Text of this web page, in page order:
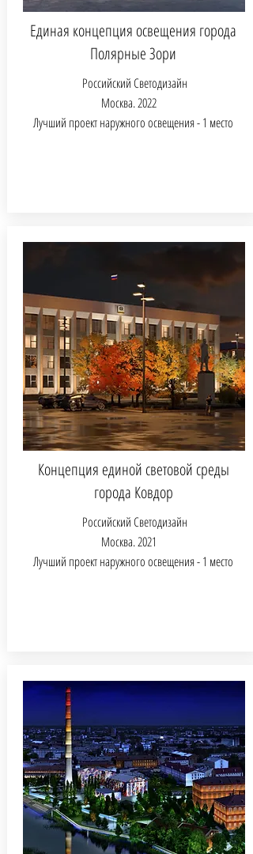
Единая концепция освещения города
Полярные Зори
Российский Светодизайн
Москва.2022
Лучший проект наружного освещения - 1 место
Концепция единой световой среды
города Ковдор
Российский Светодизайн
Москва.2021
Лучший проект наружного освещения - 1 место